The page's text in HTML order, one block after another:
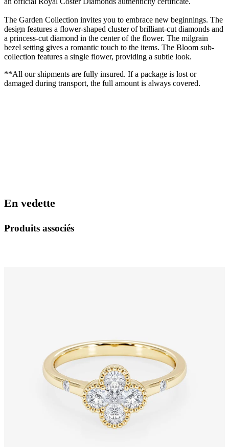
The Garden Collection invites you to embrace new beginnings. The
design features a flower-shaped cluster of brilliant-cut diamonds and
a princess-cut diamond in the center of the flower. The milgrain
bezel setting gives a romantic touch to the items. The Bloom sub-
collection features a single flower, providing a subtle look.
**All our shipments are fully insured. If a package is lost or
damaged during transport, the full amount is always covered.
En vedette
Produits associés